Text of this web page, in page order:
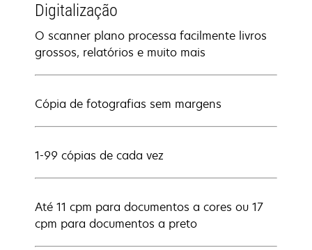
Digitalização
O scanner plano processa facilmente livros
grossos, relatórios e muito mais
Cópia de fotografias sem margens
1-99 cópias de cada vez
Até 11 cpm para documentos a cores ou 17
cpm para documentos a preto